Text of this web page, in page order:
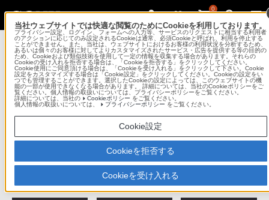
0
Sony Imaging Gallery
ソニーイメージングギャラリー 銀座
コンテンツメニュー
これまでの作品展
2025
当社ウェブサイトでは快適な閲覧のためにCookieを利用しております。
プライバシー設定、ログイン、フォームへの入力等、サービスのリクエストに相当する利用者
のアクションに応じてのみ設定されるCookieは通常、必須Cookieと呼ばれ、利用を停止する
ことができません。また、当社は、ウェブサイトにおけるお客様の利用状況を分析するため、
あるいは個々のお客様に対してよりカスタマイズされたサービス・広告を提供する等の目的の
ため、Cookieおよび類似技術を使用して一定の情報を収集する場合があります。それらの
Cookieの受け入れを拒否する場合は、「Cookieを拒否する」をクリックしてください。
Cookie使用にご同意頂ける場合は、「Cookieを受け入れる」をクリックして下さい。Cookie
設定をカスタマイズする場合は「Cookie設定」をクリックしてください。Cookieの設定をい
つでも管理することができます。選択したCookieの設定によっては、このウェブサイトの機
能の一部が使用できなくなる場合があります。 詳細については、当社のCookieポリシーをご
覧ください。個人情報の取扱いについては、プライバシーポリシーをご覧ください。
詳細については、当社の
Cookieポリシー をご覧ください。
個人情報の取扱いについては、
プライバシーポリシー をご覧ください。
Cookie設定
Cookieを拒否する
Cookieを受け入れる